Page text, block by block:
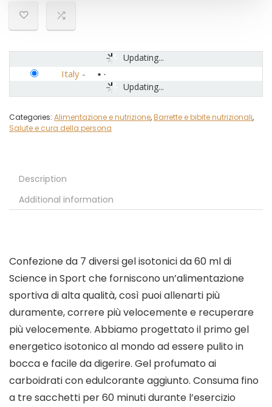
Updating...
Updating...
Italy -
Categories: Alimentazione e nutrizione,Barrette e bibite nutrizionali,
Salute e cura della persona
Description
Additional information
Confezione da 7 diversi gel isotonici da 60 ml di
Science in Sport che forniscono un’alimentazione
sportiva di alta qualità, così puoi allenarti più
duramente, correre più velocemente e recuperare
più velocemente. Abbiamo progettato il primo gel
energetico isotonico al mondo ad essere pulito in
bocca e facile da digerire. Gel profumato ai
carboidrati con edulcorante aggiunto. Consuma fino
a tre sacchetti per 60 minuti durante l’esercizio